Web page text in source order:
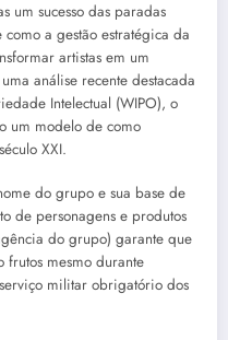
um sucesso das paradas
a gestão estratégica da
artistas em um
análise recente destacada
Intelectual (WIPO), o
um modelo de como
XXI.
do grupo e sua base de
de personagens e produtos
do grupo) garante que
frutos mesmo durante
militar obrigatório dos